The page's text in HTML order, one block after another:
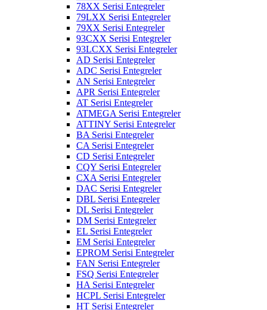
78XX Serisi Entegreler
79LXX Serisi Entegreler
79XX Serisi Entegreler
93CXX Serisi Entegreler
93LCXX Serisi Entegreler
AD Serisi Entegreler
ADC Serisi Entegreler
AN Serisi Entegreler
APR Serisi Entegreler
AT Serisi Entegreler
ATMEGA Serisi Entegreler
ATTINY Serisi Entegreler
BA Serisi Entegreler
CA Serisi Entegreler
CD Serisi Entegreler
CQY Serisi Entegreler
CXA Serisi Entegreler
DAC Serisi Entegreler
DBL Serisi Entegreler
DL Serisi Entegreler
DM Serisi Entegreler
EL Serisi Entegreler
EM Serisi Entegreler
EPROM Serisi Entegreler
FAN Serisi Entegreler
FSQ Serisi Entegreler
HA Serisi Entegreler
HCPL Serisi Entegreler
HT Serisi Entegreler